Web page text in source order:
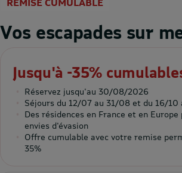
Vos escapades sur
Jusqu'à -35%
Réservez jusqu'au 30/08/2026
Séjours du 12/07 au 31/08 et du 16/10
Des résidences en France et en
envies d'évasion
Offre cumulable avec votre remise
35%